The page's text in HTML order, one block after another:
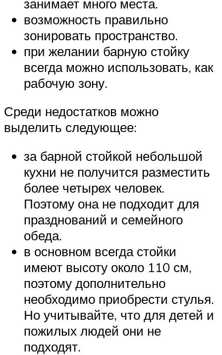
занимает много места.
возможность правильно
зонировать пространство.
при желании барную стойку
всегда можно использовать, как
рабочую зону.
Среди недостатков можно
выделить следующее:
за барной стойкой небольшой
кухни не получится разместить
более четырех человек.
Поэтому она не подходит для
празднований и семейного
обеда.
в основном всегда стойки
имеют высоту около 110 см,
поэтому дополнительно
необходимо приобрести стулья.
Но учитывайте, что для детей и
пожилых людей они не
подходят.